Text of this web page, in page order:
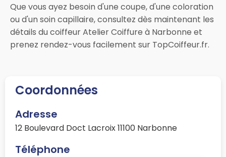
Que vous ayez besoin d'une coupe, d'une coloration
ou d'un soin capillaire, consultez dès maintenant les
détails du coiffeur Atelier Coiffure à Narbonne et
prenez rendez-vous facilement sur TopCoiffeur.fr.
Coordonnées
Adresse
12 Boulevard Doct Lacroix 11100 Narbonne
Téléphone